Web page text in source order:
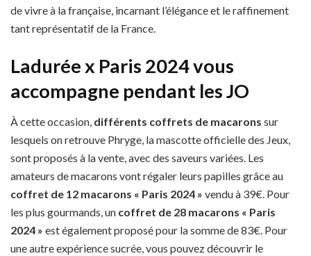
de vivre à la française, incarnant l’élégance et le raffinement
tant représentatif de la France.
Ladurée x Paris 2024 vous
accompagne pendant les JO
À cette occasion, différents coffrets de macarons sur
lesquels on retrouve Phryge, la mascotte officielle des Jeux,
sont proposés à la vente, avec des saveurs variées. Les
amateurs de macarons vont régaler leurs papilles grâce au
coffret de 12 macarons « Paris 2024 » vendu à 39€. Pour
les plus gourmands, un coffret de 28 macarons « Paris
2024 » est également proposé pour la somme de 83€. Pour
une autre expérience sucrée, vous pouvez découvrir le